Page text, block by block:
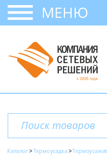
МЕНЮ
Каталог Термоусадка